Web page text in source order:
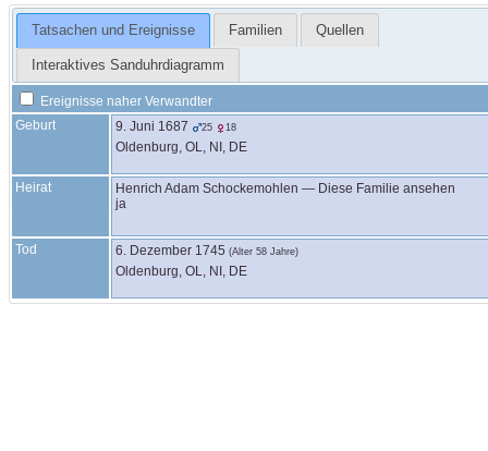
Tatsachen und Ereignisse Familien Quellen
Interaktives Sanduhrdiagramm
Ereignisse naher Verwandter
Geburt
9. Juni 1687 25 18
Oldenburg, OL, NI, DE
Heirat Henrich Adam Schockemohlen — Diese Familie ansehen
ja
Tod 6. Dezember 1745 (Alter 58 Jahre)
Oldenburg, OL, NI, DE